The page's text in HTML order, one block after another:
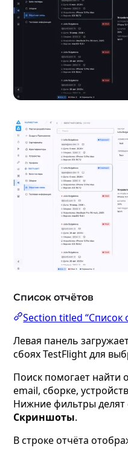
Список отчётов
Section titled “Список
Левая панель
сбоях TestFlight для
Поиск помогает найти
email, сборке,
Нижние фильтры делят
Скриншоты.
В строке отчёта